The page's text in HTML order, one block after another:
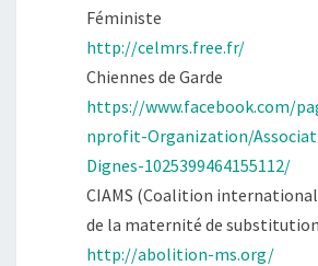
Féministe
http://celmrs.free.fr/
Chiennes de Garde
https://www.facebook.com/
nprofit-Organization/
Dignes-1025399464155112/
CIAMS (Coalition
de la maternité de
http://abolition-ms.org/